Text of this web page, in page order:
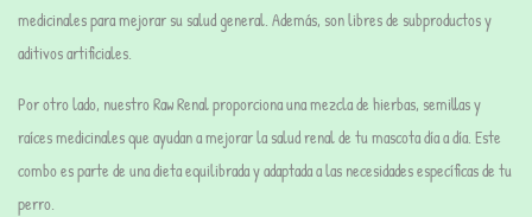
medicinales para mejorar su salud general. Además, son libres de subproductos y
aditivos artificiales.
Por otro lado, nuestro Raw Renal proporciona una mezcla de hierbas, semillas y
raíces medicinales que ayudan a mejorar la salud renal de tu mascota día a día. Este
combo es parte de una dieta equilibrada y adaptada a las necesidades específicas de tu
perro.